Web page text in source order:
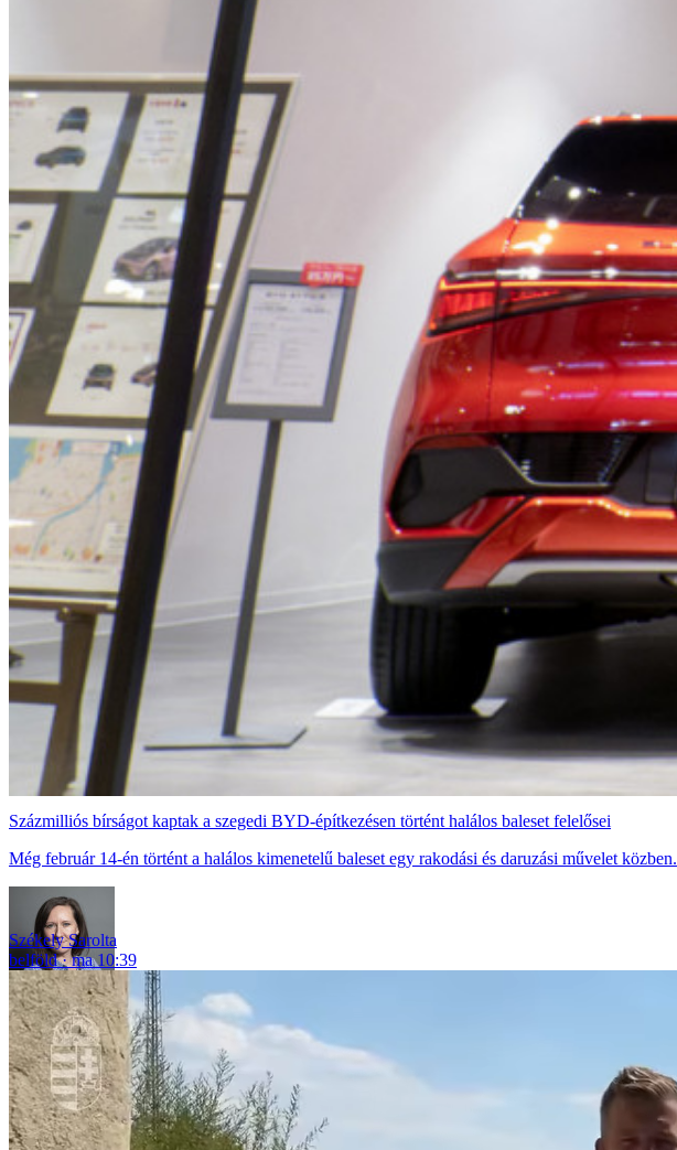
Százmilliós bírságot kaptak a szegedi BYD-építkezésen történt halálos baleset felelősei
Még február 14-én történt a halálos kimenetelű baleset egy rakodási és daruzási művelet közben.
Székely Sarolta
belföld
ma 10:39